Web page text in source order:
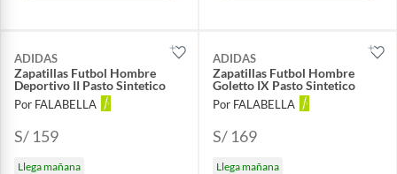
ADIDAS
Zapatillas Futbol Hombre
Deportivo II Pasto Sintetico
Por FALABELLA
S/ 159
Llega mañana
ADIDAS
Zapatillas Futbol Hombre
Goletto IX Pasto Sintetico
Por FALABELLA
S/ 169
Llega mañana